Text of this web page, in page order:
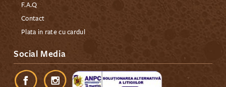
F.A.Q
Contact
Plata in rate cu cardul
Social Media